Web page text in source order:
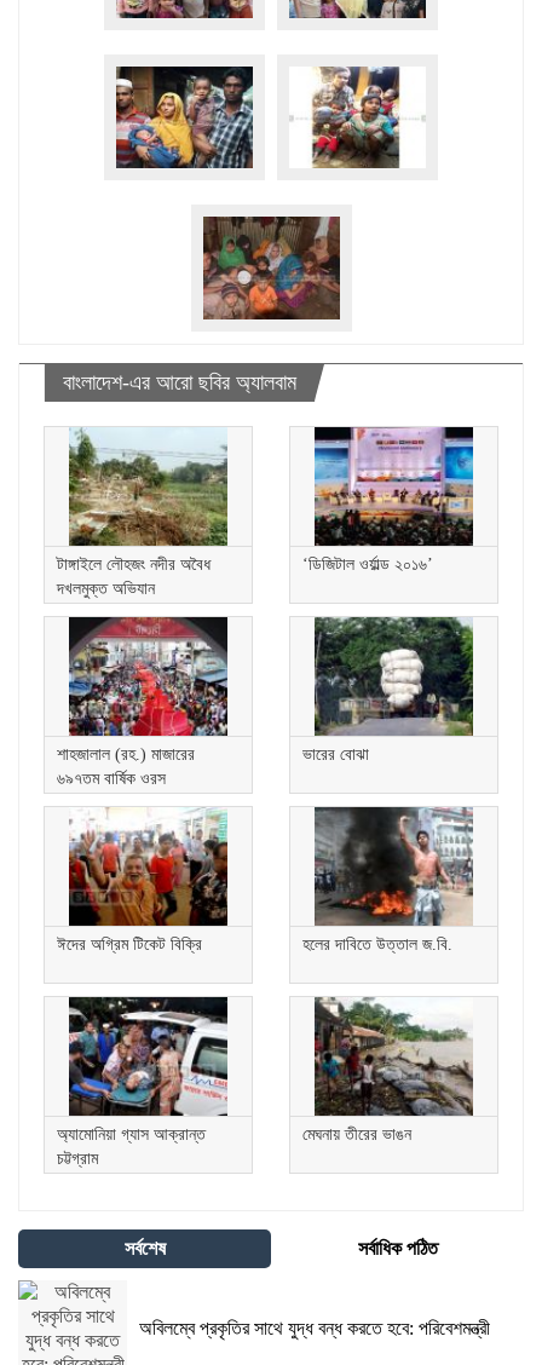
বাংলাদেশ-এর আরো ছবির অ্যালবাম
টাঙ্গাইলে লৌহজং নদীর অবৈধ
দখলমুক্ত অভিযান
‘ডিজিটাল ওর্য়াল্ড ২০১৬’
শাহজালাল (রহ.) মাজারের
৬৯৭তম বার্ষিক ওরস
ভারের বোঝা
ঈদের অগ্রিম টিকেট বিক্রি হলের দাবিতে উত্তাল জ.বি.
অ্যামোনিয়া গ্যাস আক্রান্ত
চট্টগ্রাম
মেঘনায় তীরের ভাঙন
সর্বশেষ সর্বাধিক পঠিত
অবিলম্বে প্রকৃতির সাথে যুদ্ধ বন্ধ করতে হবে: পরিবেশমন্ত্রী